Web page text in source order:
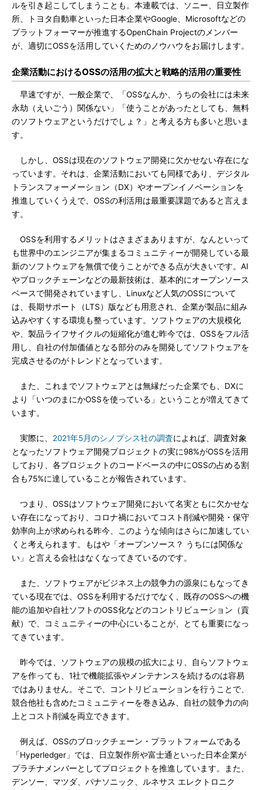
ルを引き起こしてしまうことも。本連載では、ソニー、日立製作
所、トヨタ自動車といった日本企業やGoogle、Microsoftなどの
プラットフォーマーが推進するOpenChain Projectのメンバー
が、適切にOSSを活用していくためのノウハウをお届けします。
企業活動におけるOSSの活用の拡大と戦略的活用の重要性
早速ですが、一般企業で、「OSSなんか、うちの会社には未来
永劫（えいごう）関係ない」「使うことがあったとしても、無料
のソフトウェアというだけでしょ？」と考える方も多いと思いま
す。
しかし、OSSは現在のソフトウェア開発に欠かせない存在にな
っています。それは、企業活動においても同様であり、デジタル
トランスフォーメーション（DX）やオープンイノベーションを
推進していくうえで、OSSの利活用は最重要課題であると言えま
す。
OSSを利用するメリットはさまざまありますが、なんといって
も世界中のエンジニアが集まるコミュニティーが開発している最
新のソフトウェアを無償で使うことができる点が大きいです。AI
やブロックチェーンなどの最新技術は、基本的にオープンソース
ベースで開発されていますし、Linuxなど人気のOSSについて
は、長期サポート（LTS）版なども用意され、企業が製品に組み
込みやすくする環境も整っています。ソフトウェアの大規模化
や、製品ライフサイクルの短縮化が進む昨今では、OSSをフル活
用し、自社の付加価値となる部分のみを開発してソフトウェアを
完成させるのがトレンドとなっています。
また、これまでソフトウェアとは無縁だった企業でも、DXに
より「いつのまにかOSSを使っている」ということが増えてきて
います。
実際に、 2021年5月のシノプシス社の調査によれば、調査対象
となったソフトウェア開発プロジェクトの実に98%がOSSを活用
しており、各プロジェクトのコードベースの中にOSSの占める割
合も75%に達していることが報告されています。
つまり、OSSはソフトウェア開発において名実ともに欠かせな
い存在になっており、コロナ禍においてコスト削減や開発・保守
効率向上が求められる昨今、このような傾向はさらに加速してい
くと考えられます。もはや「オープンソース？ うちには関係な
い」と言える会社はなくなってきているのです。
また、ソフトウェアがビジネス上の競争力の源泉にもなってき
ている現在では、OSSを利用するだけでなく、既存のOSSへの機
能の追加や自社ソフトのOSS化などのコントリビューション（貢
献）で、コミュニティーの中心にいることが、とても重要になっ
てきています。
昨今では、ソフトウェアの規模の拡大により、自らソフトウェ
アを作っても、1社で機能拡張やメンテナンスを続けるのは容易
ではありません。そこで、コントリビューションを行うことで、
競合他社も含めたコミュニティーを巻き込み、自社の競争力の向
上とコスト削減を両立できます。
例えば、OSSのブロックチェーン・プラットフォームである
「Hyperledger」では、日立製作所や富士通といった日本企業が
プラチナメンバーとしてプロジェクトを推進しています。また、
デンソー、マツダ、パナソニック、ルネサス エレクトロニク